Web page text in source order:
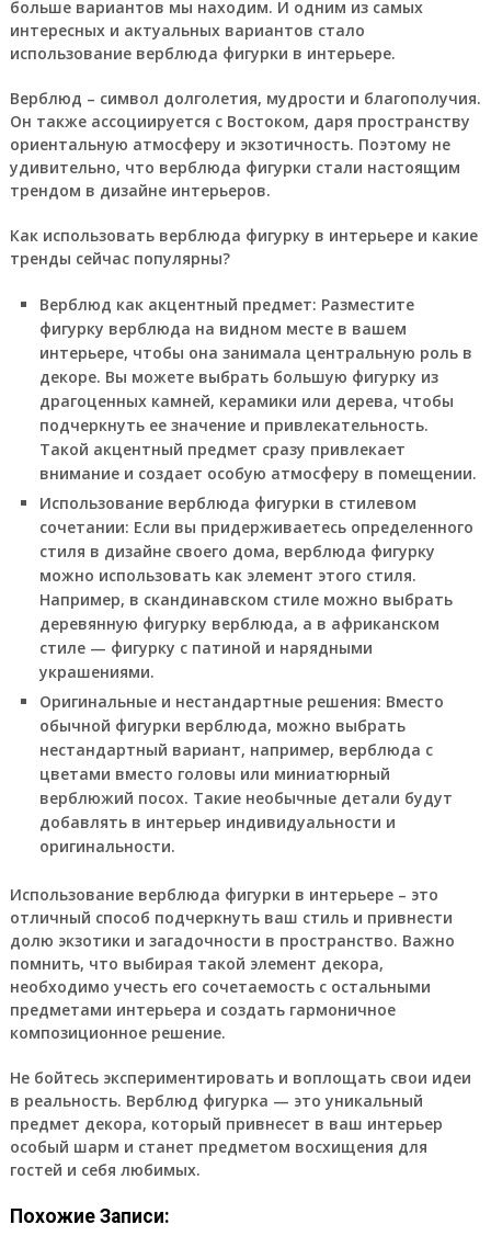
больше вариантов мы находим. И одним из самых
интересных и актуальных вариантов стало
использование верблюда фигурки в интерьере.
Верблюд – символ долголетия, мудрости и благополучия.
Он также ассоциируется с Востоком, даря пространству
ориентальную атмосферу и экзотичность. Поэтому не
удивительно, что верблюда фигурки стали настоящим
трендом в дизайне интерьеров.
Как использовать верблюда фигурку в интерьере и какие
тренды сейчас популярны?
Верблюд как акцентный предмет: Разместите
фигурку верблюда на видном месте в вашем
интерьере, чтобы она занимала центральную роль в
декоре. Вы можете выбрать большую фигурку из
драгоценных камней, керамики или дерева, чтобы
подчеркнуть ее значение и привлекательность.
Такой акцентный предмет сразу привлекает
внимание и создает особую атмосферу в помещении.
Использование верблюда фигурки в стилевом
сочетании: Если вы придерживаетесь определенного
стиля в дизайне своего дома, верблюда фигурку
можно использовать как элемент этого стиля.
Например, в скандинавском стиле можно выбрать
деревянную фигурку верблюда, а в африканском
стиле — фигурку с патиной и нарядными
украшениями.
Оригинальные и нестандартные решения: Вместо
обычной фигурки верблюда, можно выбрать
нестандартный вариант, например, верблюда с
цветами вместо головы или миниатюрный
верблюжий посох. Такие необычные детали будут
добавлять в интерьер индивидуальности и
оригинальности.
Использование верблюда фигурки в интерьере – это
отличный способ подчеркнуть ваш стиль и привнести
долю экзотики и загадочности в пространство. Важно
помнить, что выбирая такой элемент декора,
необходимо учесть его сочетаемость с остальными
предметами интерьера и создать гармоничное
композиционное решение.
Не бойтесь экспериментировать и воплощать свои идеи
в реальность. Верблюд фигурка — это уникальный
предмет декора, который привнесет в ваш интерьер
особый шарм и станет предметом восхищения для
гостей и себя любимых.
Похожие Записи: